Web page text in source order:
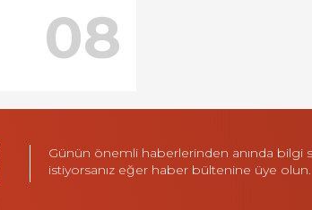
08
Günün önemli haberlerinden anında bilgi
istiyorsanız eğer haber bültenine üye olun.